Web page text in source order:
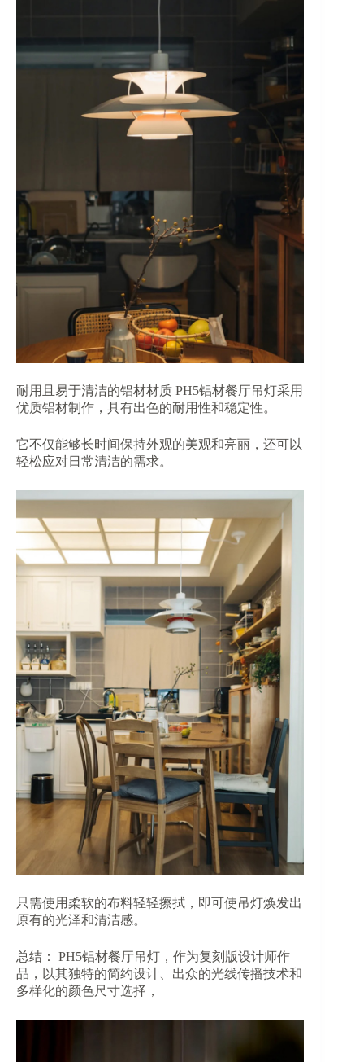
耐用且易于清洁的铝材材质 PH5铝材餐厅吊灯采用
优质铝材制作，具有出色的耐用性和稳定性。
它不仅能够长时间保持外观的美观和亮丽，还可以
轻松应对日常清洁的需求。
只需使用柔软的布料轻轻擦拭，即可使吊灯焕发出
原有的光泽和清洁感。
总结： PH5铝材餐厅吊灯，作为复刻版设计师作
品，以其独特的简约设计、出众的光线传播技术和
多样化的颜色尺寸选择，